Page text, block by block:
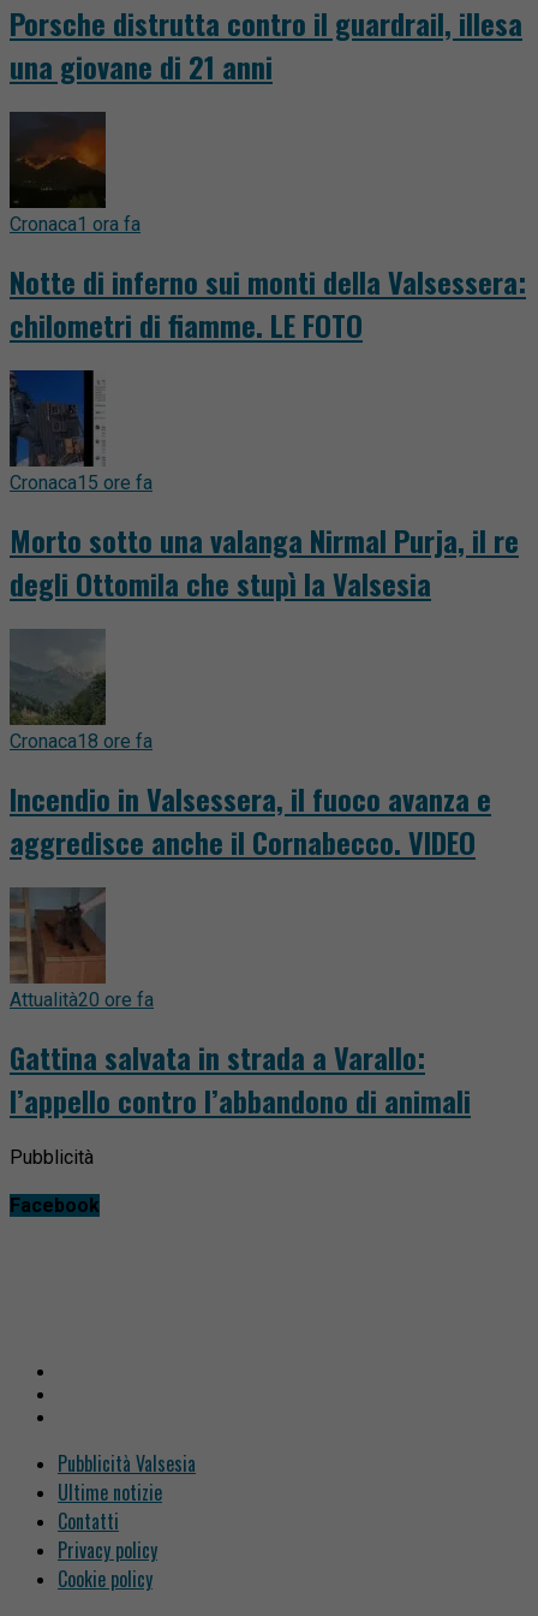
Porsche distrutta contro il guardrail, illesa
una giovane di 21 anni
Cronaca1 ora fa
Notte di inferno sui monti della Valsessera:
chilometri di fiamme. LE FOTO
Cronaca15 ore fa
Morto sotto una valanga Nirmal Purja, il re
degli Ottomila che stupì la Valsesia
Cronaca18 ore fa
Incendio in Valsessera, il fuoco avanza e
aggredisce anche il Cornabecco. VIDEO
Attualità20 ore fa
Gattina salvata in strada a Varallo:
l’appello contro l’abbandono di animali
Pubblicità
Facebook
Pubblicità Valsesia
Ultime notizie
Contatti
Privacy policy
Cookie policy